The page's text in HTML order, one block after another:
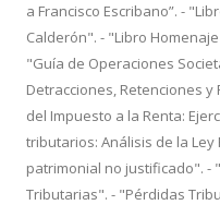
a Francisco Escribano”. -
Calderón". - "Libro
"Guía de Operaciones
Detracciones, Retenciones
del Impuesto a la Renta:
tributarios: Análisis de la
patrimonial no justificado". -
Tributarias". - "Pérdidas